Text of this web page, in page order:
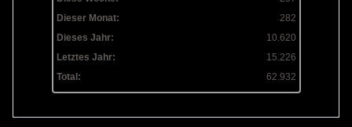
Dieser Monat:
282
Dieses Jahr:
10.620
Letztes Jahr:
15.226
Total:
62.932